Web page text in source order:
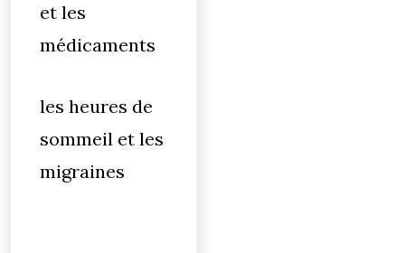
et les
médicaments
les heures de
sommeil et les
migraines